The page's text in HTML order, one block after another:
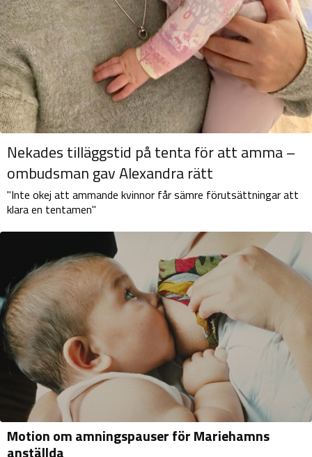
Nekades tilläggstid på tenta för att amma –
ombudsman gav Alexandra rätt
"Inte okej att ammande kvinnor får sämre förutsättningar att
klara en tentamen"
Motion om amningspauser för Mariehamns
anställda